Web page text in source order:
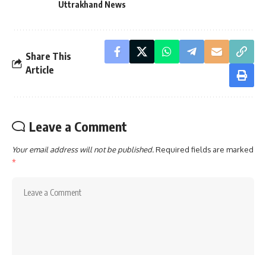
Uttrakhand News
Share This
Article
Leave a Comment
Your email address will not be published.Required fields are marked
*